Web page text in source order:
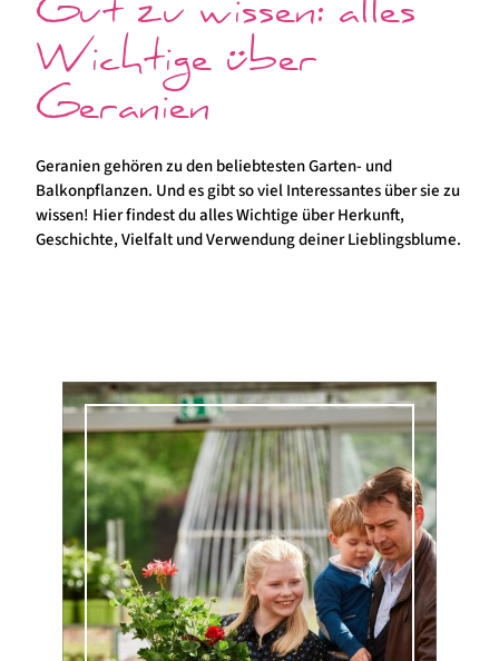
Gut zu wissen: alles
Wichtige über
Geranien
Geranien gehören zu den beliebtesten Garten- und
Balkonpflanzen. Und es gibt so viel Interessantes über sie zu
wissen! Hier findest du alles Wichtige über Herkunft,
Geschichte, Vielfalt und Verwendung deiner Lieblingsblume.